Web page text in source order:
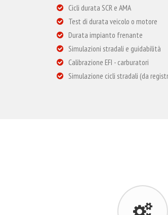
Cicli durata SCR e AMA
Test di durata veicolo o motore
Durata impianto frenante
Simulazioni stradali e guidabilità
Calibrazione EFI - carburatori
Simulazione cicli stradali (da